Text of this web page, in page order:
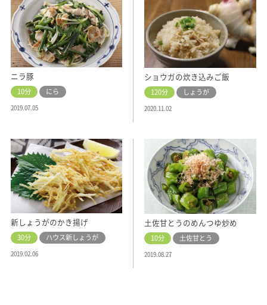
ニラ豚
10分 にら
2019.07.05
ショウガの炊き込みご飯
120分 しょうが
2020.11.02
新しょうがのかき揚げ
30分 ハウス新しょうが
2019.02.06
土佐甘とうのめんつゆ炒め
10分 土佐甘とう
2019.08.27